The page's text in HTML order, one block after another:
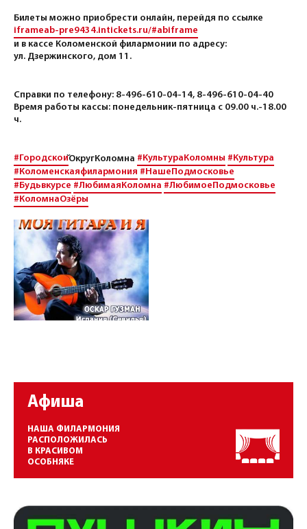
Билеты можно приобрести онлайн, перейдя по ссылке
iframeab-pre9434.intickets.ru/#abiframe
и в кассе Коломенской филармонии по адресу:
ул. Дзержинского, дом 11.
Справки по телефону: 8-496-610-04-14, 8-496-610-04-40
Время работы кассы: понедельник-пятница с 09.00 ч.-18.00
ч.
#ГородскойОкругКоломна #КультураКоломны #Культура
#Коломенскаяфилармония #НашеПодмосковье
#Будьвкурсе #ЛюбимаяКоломна #ЛюбимоеПодмосковье
#КоломнаОзёры
Афиша
НАША ФИЛАРМОНИЯ
РАСПОЛОЖИЛАСЬ
В КРАСИВОМ
ОСОБНЯКЕ